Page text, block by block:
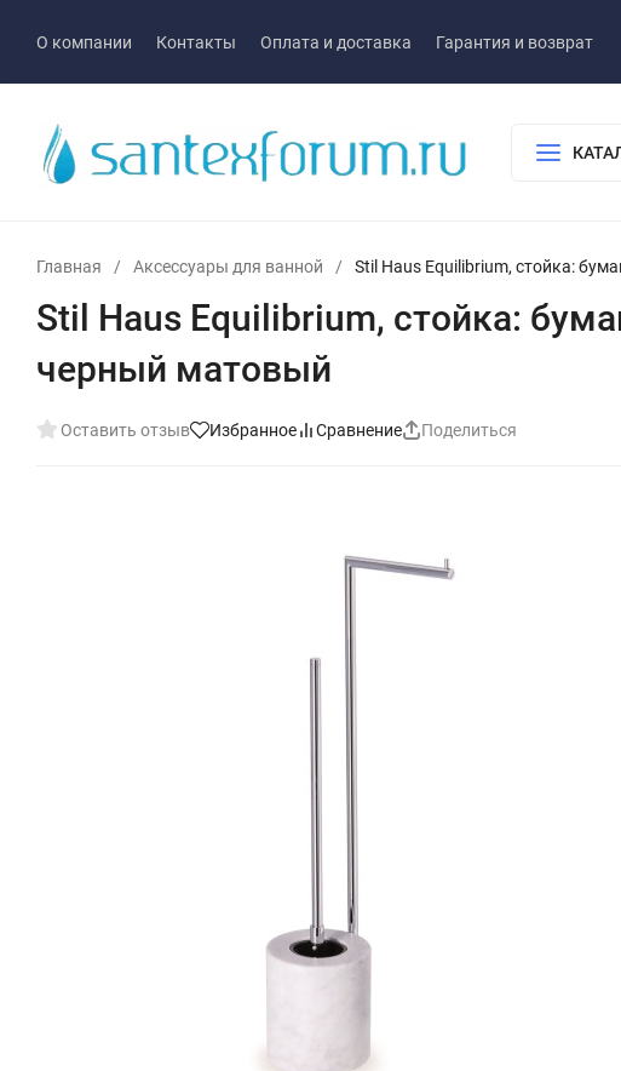
О компании Контакты Оплата и доставка Гарантия и возврат
Главная / Аксессуары для ванной / Stil Haus Equilibrium, стойка:
Stil Haus Equilibrium, стойка:
черный матовый
Оставить отзыв Избранное Сравнение Поделиться